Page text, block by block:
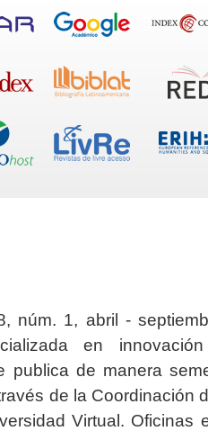
núm. 1, abril -
en
publica de manera
de la Coordinación
Virtual. Oficinas